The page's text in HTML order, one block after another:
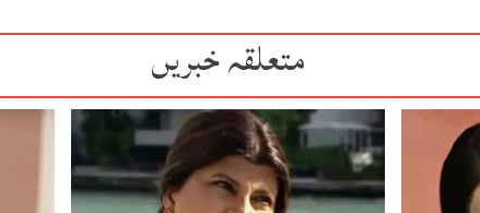
متعلقہ خبریں